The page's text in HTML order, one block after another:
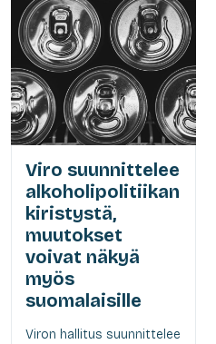
Viro suunnittelee
alkoholipolitiikan
kiristystä,
muutokset
voivat näkyä
myös
suomalaisille
Viron hallitus suunnittelee